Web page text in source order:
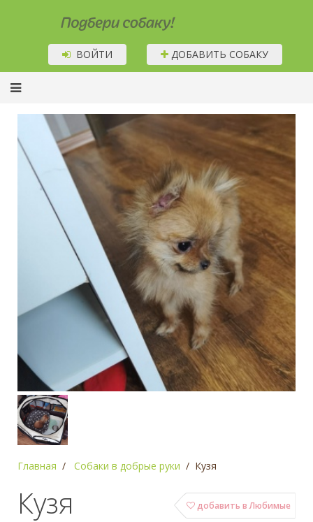
Подбери собаку!
ВОЙТИ ДОБАВИТЬ СОБАКУ
Главная Собаки в добрые руки Кузя
добавить в Любимые
Кузя